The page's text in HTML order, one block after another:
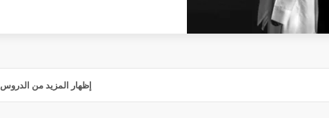
إظهار المزيد من الدروس